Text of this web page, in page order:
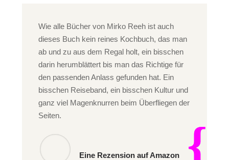
Wie alle Bücher von Mirko Reeh ist auch
dieses Buch kein reines Kochbuch, das man
ab und zu aus dem Regal holt, ein bisschen
darin herumblättert bis man das Richtige für
den passenden Anlass gefunden hat. Ein
bisschen Reiseband, ein bisschen Kultur und
ganz viel Magenknurren beim Überfliegen der
Seiten.
Eine Rezension auf Amazon